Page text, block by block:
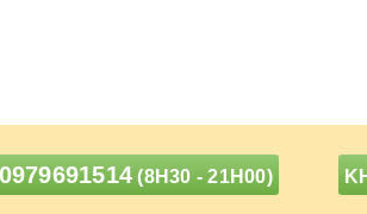
0979691514 (8H30 - 21H00)